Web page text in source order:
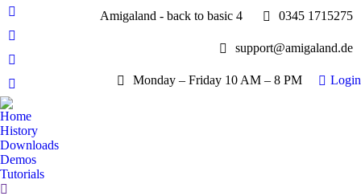
Facebook
page
opens
new
window
YouTube
page
opens
in
new
window
Whatsapp
page
opens
in
new
window
E-
Mail
page
opens
in
new
Amigaland - back to basic 4 0345 1715275
support@amigaland.de
Monday – Friday 10 AM – 8 PM Login
Home
History
Downloads
Demos
Tutorials
Search: